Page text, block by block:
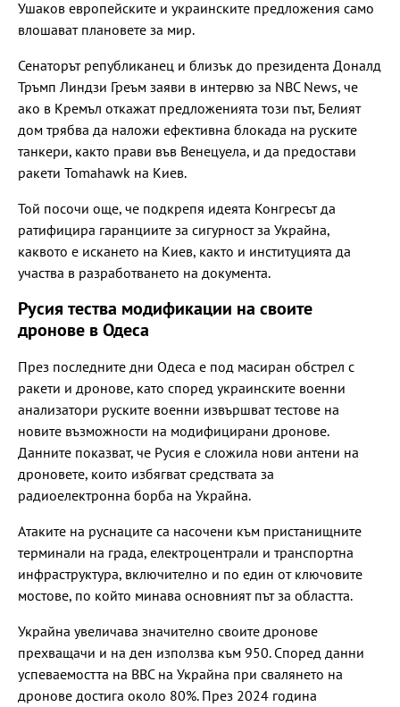
Ушаков европейските и украинските предложения само
влошават плановете за мир.
Сенаторът републиканец и близък до президента Доналд
Тръмп Линдзи Греъм заяви в интервю за NBC News, че
ако в Кремъл откажат предложенията този път, Белият
дом трябва да наложи ефективна блокада на руските
танкери, както прави във Венецуела, и да предостави
ракети Tomahawk на Киев.
Той посочи още, че подкрепя идеята Конгресът да
ратифицира гаранциите за сигурност за Украйна,
каквото е искането на Киев, както и институцията да
участва в разработването на документа.
Русия тества модификации на своите
дронове в Одеса
През последните дни Одеса е под масиран обстрел с
ракети и дронове, като според украинските военни
анализатори руските военни извършват тестове на
новите възможности на модифицирани дронове.
Данните показват, че Русия е сложила нови антени на
дроновете, които избягват средствата за
радиоелектронна борба на Украйна.
Атаките на руснаците са насочени към пристанищните
терминали на града, електроцентрали и транспортна
инфраструктура, включително и по един от ключовите
мостове, по който минава основният път за областта.
Украйна увеличава значително своите дронове
прехващачи и на ден използва към 950. Според данни
успеваемостта на ВВС на Украйна при свалянето на
дронове достига около 80%. През 2024 година